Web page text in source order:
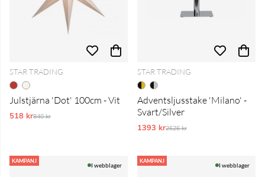
STAR TRADING
Julstjärna 'Dot' 100cm - Vit
518 krOrdinarie pris:
840 kr
STAR TRADING
Adventsljusstake 'Milano' -
Svart/Silver
1393 krOrdinarie pris:
2626 kr
KAMPANJ
I webblager
KAMPANJ
I webblager